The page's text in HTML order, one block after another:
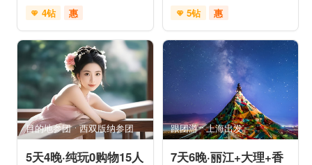
4钻
惠
免费接送机
世界遗产
雪山之旅
森林草原
行车时长短
祈福之旅
赏花之旅
目的地参团 西双版纳参团
5天4晚·纯玩0购物15人
5钻
惠
充足自由时间
免费接送机
休闲游
祈福之旅
赏花之旅
跟团游 上海出发
7天6晚·丽江+大理+香